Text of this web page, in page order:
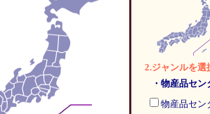
2.ジャンルを選
・物産品セ
物産品セン